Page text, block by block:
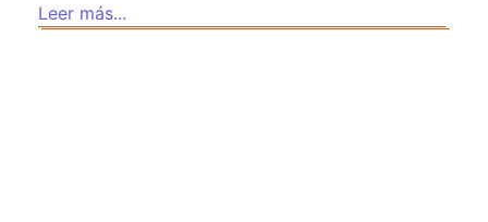
Leer más...